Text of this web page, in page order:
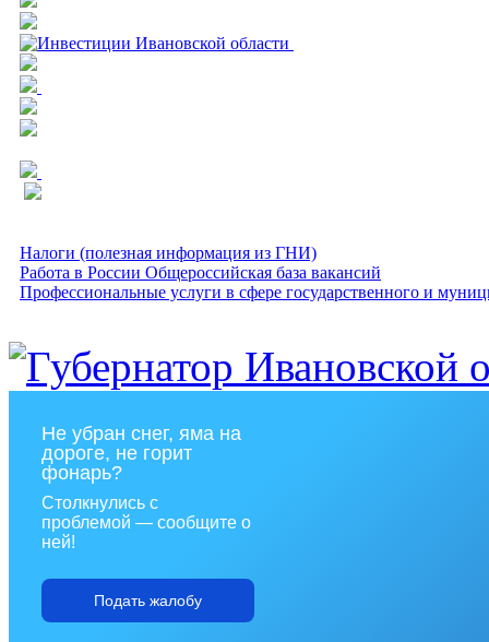
Налоги (полезная информация из ГНИ)
Работа в России Общероссийская база вакансий
Профессиональные услуги в сфере государственного и
Не убран снег, яма на
дороге, не горит
фонарь?
Столкнулись с
проблемой — сообщите о
ней!
Подать жалобу